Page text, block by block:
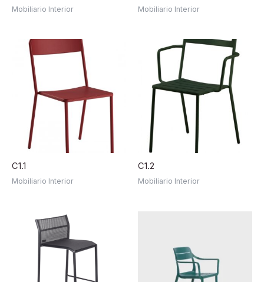
Mobiliario Interior Mobiliario Interior
C1.1
Mobiliario Interior
C1.2
Mobiliario Interior